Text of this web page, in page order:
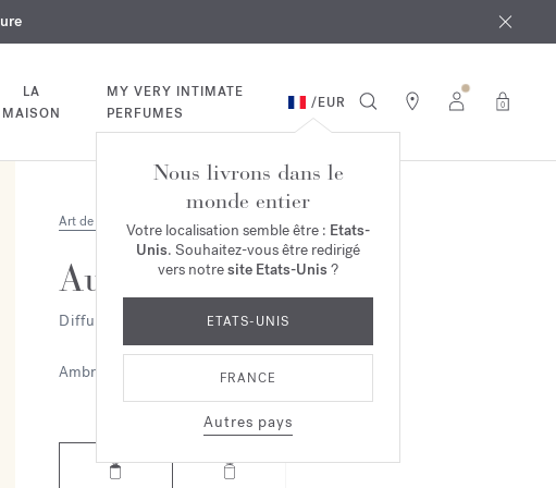
commande*
9 août
LA
MAISON
MY VERY INTIMATE
PERFUMES
/EUR 0
Nous livrons dans le
monde entier
Votre localisation semble être : Etats-
Unis. Souhaitez-vous être redirigé
vers notresite Etats-Unis ?
ETATS-UNIS
FRANCE
Autres pays
Art de vivre
Au 17
Diffuseur de parfum
Ambrée